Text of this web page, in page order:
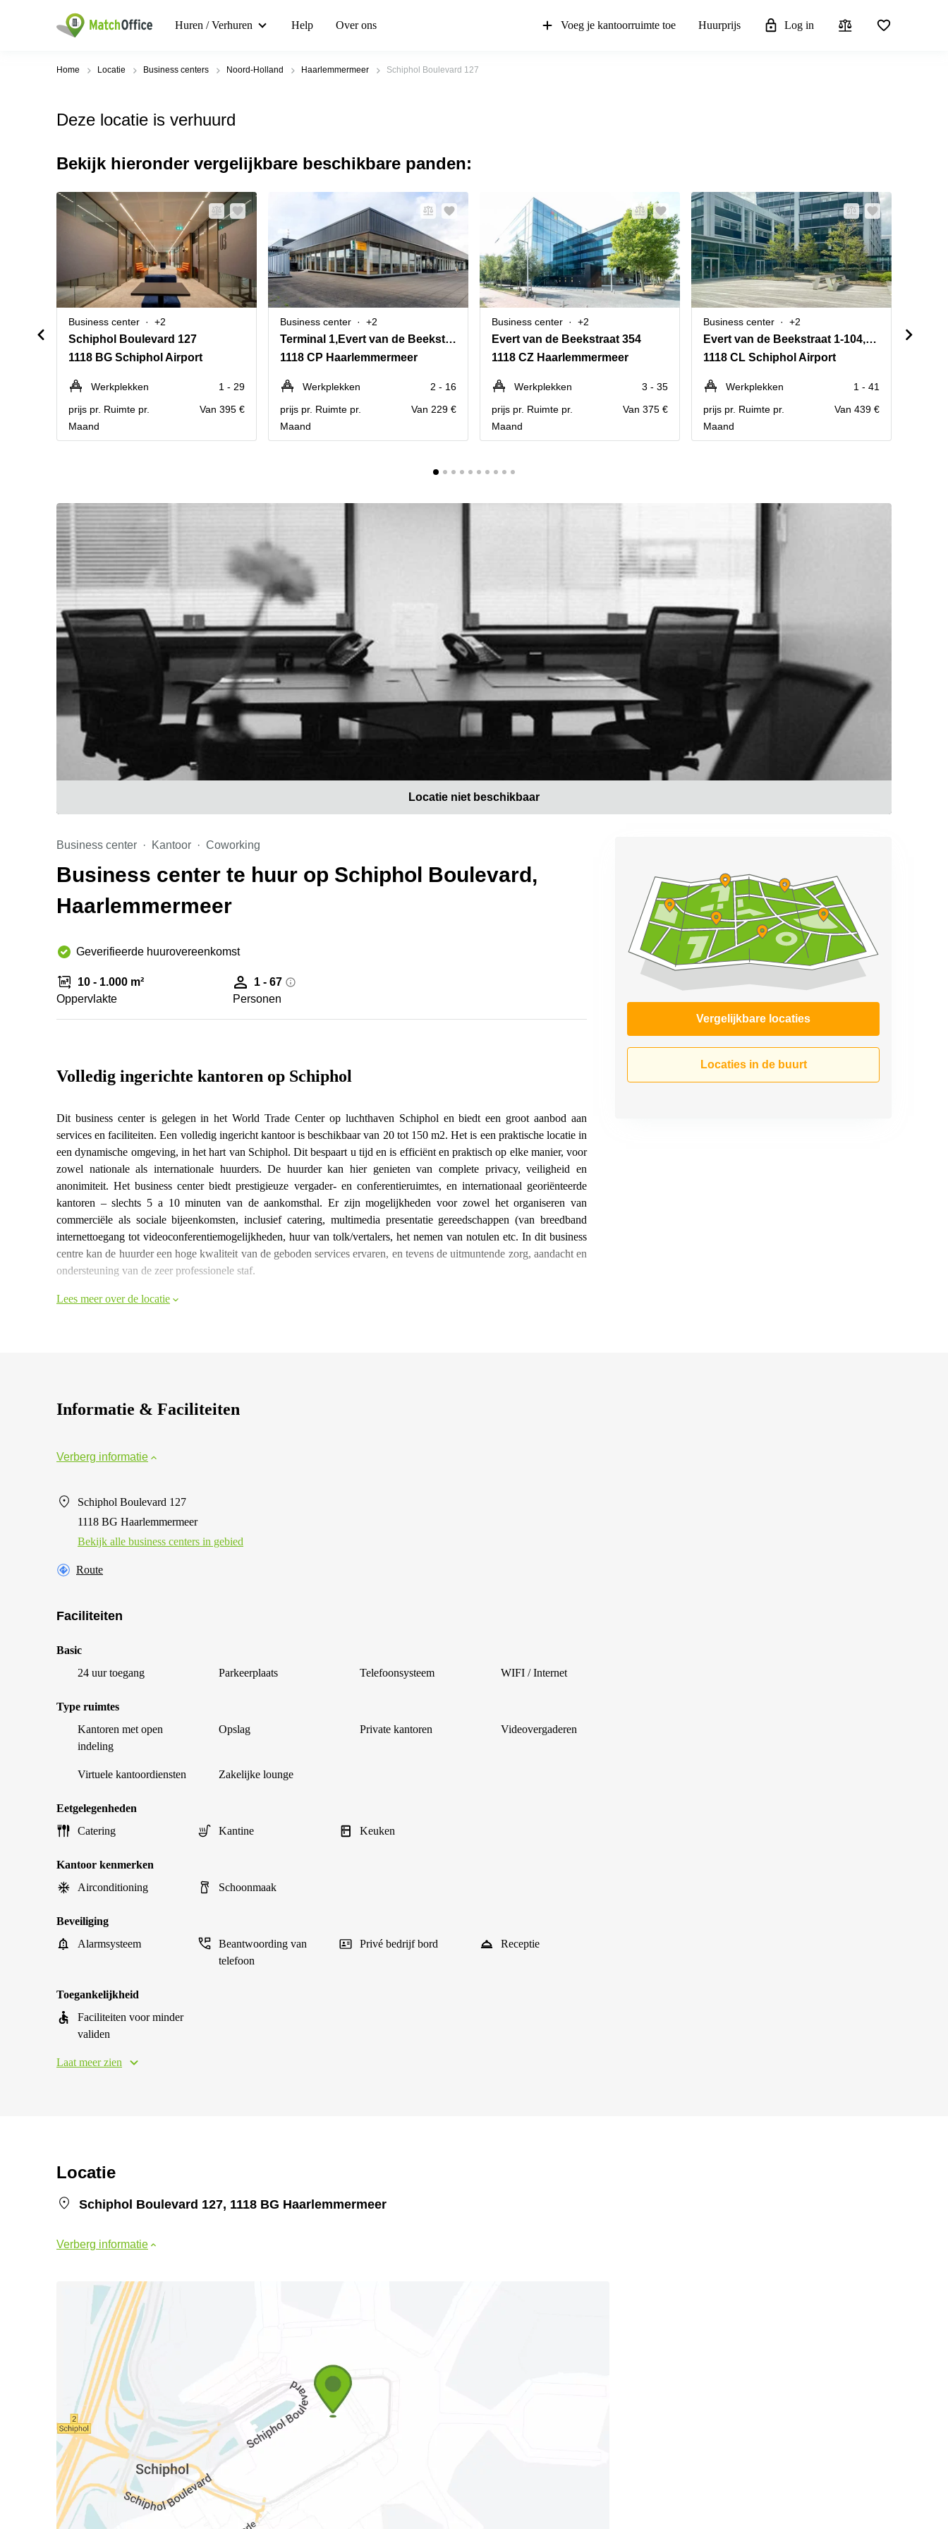
Huren / Verhuren Help Over ons Voeg je kantoorruimte toe Huurprijs Log in
Home Locatie Business centers Noord-Holland Haarlemmermeer Schiphol Boulevard 127
Deze locatie is verhuurd
Bekijk hieronder vergelijkbare beschikbare panden:
Business center +2
Schiphol Boulevard 127
1118 BG Schiphol Airport
Werkplekken
1 - 29
prijs pr. Ruimte pr.
Maand
Van 395 €
Business center +2
Terminal 1,Evert van de Beekstraat 202
1118 CP Haarlemmermeer
Werkplekken
2 - 16
prijs pr. Ruimte pr.
Maand
Van 229 €
Business center +2
Evert van de Beekstraat 354
1118 CZ Haarlemmermeer
Werkplekken
3 - 35
prijs pr. Ruimte pr.
Maand
Van 375 €
Business center +2
Evert van de Beekstraat 1-104,The Base B,Schiphol Airport
1118 CL Schiphol Airport
Werkplekken
1 - 41
prijs pr. Ruimte pr.
Maand
Van 439 €
Locatie niet beschikbaar
Business center Kantoor Coworking
Business center te huur op Schiphol Boulevard,
Haarlemmermeer
Geverifieerde huurovereenkomst
10 - 1.000 m²
Oppervlakte
1 - 67
Personen
Vergelijkbare locaties
Locaties in de buurt
Volledig ingerichte kantoren op Schiphol
Dit business center is gelegen in het World Trade Center op luchthaven Schiphol en biedt een groot aanbod aan
services en faciliteiten. Een volledig ingericht kantoor is beschikbaar van 20 tot 150 m2. Het is een praktische locatie in
een dynamische omgeving, in het hart van Schiphol. Dit bespaart u tijd en is efficiënt en praktisch op elke manier, voor
zowel nationale als internationale huurders. De huurder kan hier genieten van complete privacy, veiligheid en
anonimiteit. Het business center biedt prestigieuze vergader- en conferentieruimtes, en internationaal georiënteerde
kantoren – slechts 5 a 10 minuten van de aankomsthal. Er zijn mogelijkheden voor zowel het organiseren van
commerciële als sociale bijeenkomsten, inclusief catering, multimedia presentatie gereedschappen (van breedband
internettoegang tot videoconferentiemogelijkheden, huur van tolk/vertalers, het nemen van notulen etc. In dit business
centre kan de huurder een hoge kwaliteit van de geboden services ervaren, en tevens de uitmuntende zorg, aandacht en
ondersteuning van de zeer professionele staf.
Lees meer over de locatie
Informatie & Faciliteiten
Verberg informatie
Schiphol Boulevard 127
1118 BG Haarlemmermeer
Bekijk alle business centers in gebied
Route
Faciliteiten
Basic
24 uur toegang
Parkeerplaats Telefoonsysteem WIFI / Internet
Type ruimtes
Kantoren met open
indeling
Opslag Private kantoren Videovergaderen
Virtuele kantoordiensten Zakelijke lounge
Eetgelegenheden
Catering
Kantine Keuken
Kantoor kenmerken
Airconditioning
Schoonmaak
Beveiliging
Alarmsysteem
Beantwoording van
telefoon
Privé bedrijf bord Receptie
Toegankelijkheid
Faciliteiten voor minder
validen
Laat meer zien
Locatie
Schiphol Boulevard 127, 1118 BG Haarlemmermeer
Verberg informatie